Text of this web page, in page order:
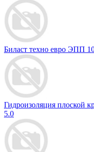
Биласт техно евро ЭПП
Гидроизоляция
5.0